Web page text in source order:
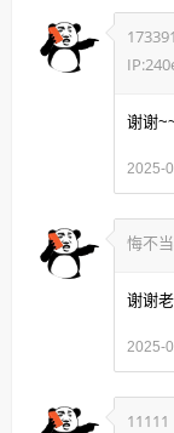
谢谢
2025-
悔不
谢谢
2025-
11111